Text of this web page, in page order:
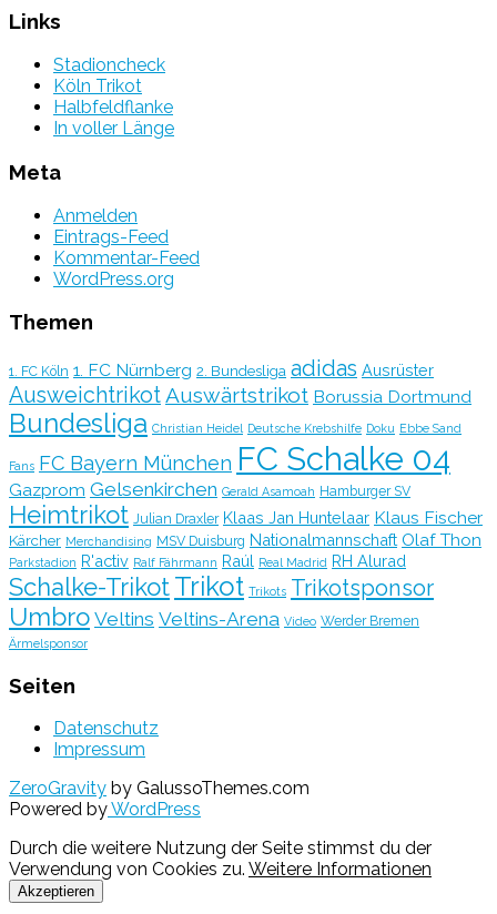
Links
Stadioncheck
Köln Trikot
Halbfeldflanke
In voller Länge
Meta
Anmelden
Eintrags-Feed
Kommentar-Feed
WordPress.org
Themen
1. FC Köln 1. FC Nürnberg 2. Bundesliga adidas Ausrüster
AusweichtrikotAuswärtstrikot Borussia Dortmund
Bundesliga Christian Heidel Deutsche Krebshilfe Doku Ebbe Sand
Fans FC Bayern München FC Schalke 04
Gazprom Gelsenkirchen Gerald Asamoah Hamburger SV
Heimtrikot Julian Draxler Klaas Jan Huntelaar Klaus Fischer
Kärcher Merchandising MSV Duisburg Nationalmannschaft Olaf Thon
Parkstadion R'activ Ralf Fährmann Raúl Real Madrid RH Alurad
Schalke-TrikotTrikot Trikots Trikotsponsor
Umbro Veltins Veltins-Arena Video Werder Bremen
Ärmelsponsor
Seiten
Datenschutz
Impressum
ZeroGravity by GalussoThemes.com
Powered byWordPress
Durch die weitere Nutzung der Seite stimmst du der
Verwendung von Cookies zu. Weitere Informationen
Akzeptieren